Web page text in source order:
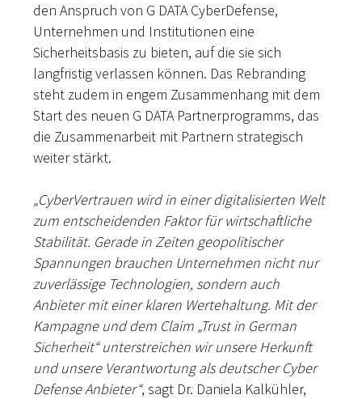
den Anspruch von G DATA CyberDefense,
Unternehmen und Institutionen eine
Sicherheitsbasis zu bieten, auf die sie sich
langfristig verlassen können. Das Rebranding
steht zudem in engem Zusammenhang mit dem
Start des neuen G DATA Partnerprogramms, das
die Zusammenarbeit mit Partnern strategisch
weiter stärkt.
„CyberVertrauen wird in einer digitalisierten Welt
zum entscheidenden Faktor für wirtschaftliche
Stabilität. Gerade in Zeiten geopolitischer
Spannungen brauchen Unternehmen nicht nur
zuverlässige Technologien, sondern auch
Anbieter mit einer klaren Wertehaltung. Mit der
Kampagne und dem Claim „Trust in German
Sicherheit“ unterstreichen wir unsere Herkunft
und unsere Verantwortung als deutscher Cyber
Defense Anbieter“, sagt Dr. Daniela Kalkühler,